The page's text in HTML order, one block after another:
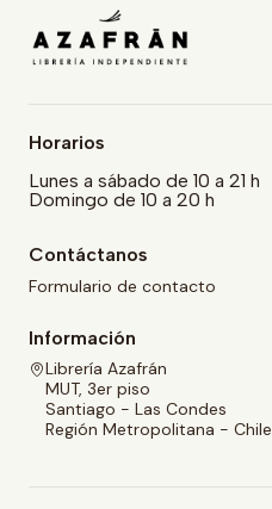
Horarios
Lunes a sábado de 10 a 21 h
Domingo de 10 a 20 h
Contáctanos
Formulario de contacto
Información
Librería Azafrán
MUT, 3er piso
Santiago - Las Condes
Región Metropolitana - Chile